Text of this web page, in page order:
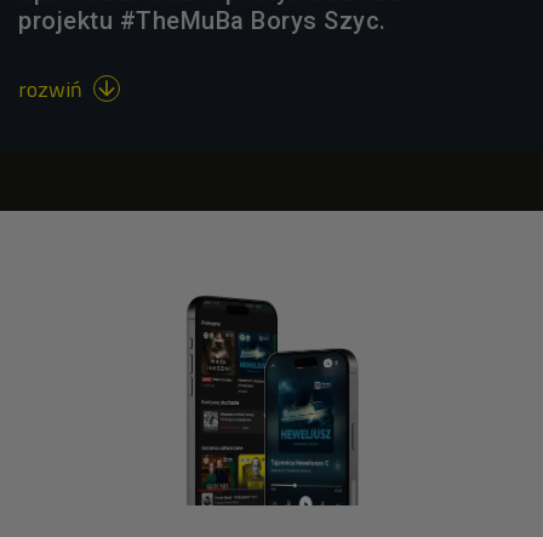
projektu #TheMuBa Borys Szyc.
rozwiń 